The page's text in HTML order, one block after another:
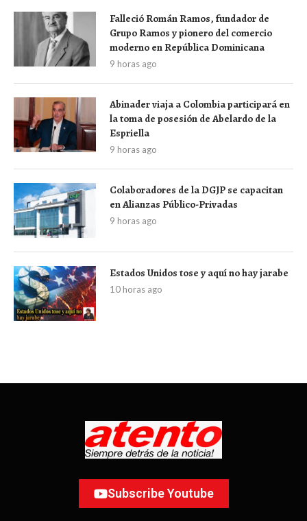
Falleció Román Ramos, fundador de
Grupo Ramos y pionero del comercio
moderno en República Dominicana
9 horas ago
Abinader viaja a Colombia participará en
la toma de posesión de Abelardo de la
Espriella
9 horas ago
Colaboradores de la DGJP se capacitan
en Alianzas Público-Privadas
9 horas ago
Estados Unidos tose y aquí no hay jarabe
10 horas ago
Subscribe Youtube